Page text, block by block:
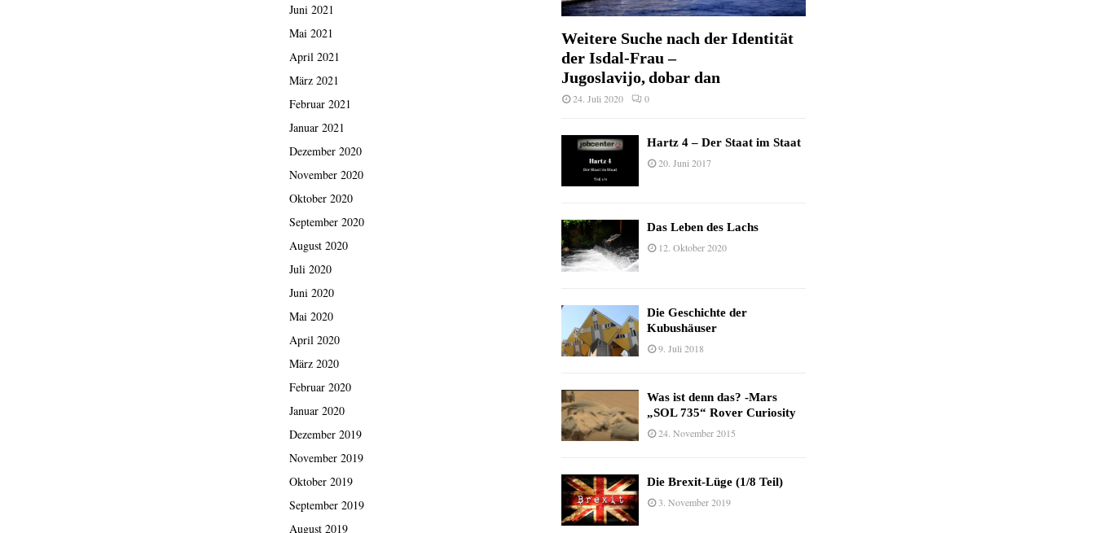
Juni 2021
Mai 2021
April 2021
März 2021
Februar 2021
Januar 2021
Dezember 2020
November 2020
Oktober 2020
September 2020
August 2020
Juli 2020
Juni 2020
Mai 2020
April 2020
März 2020
Februar 2020
Januar 2020
Dezember 2019
November 2019
Oktober 2019
September 2019
August 2019
Weitere Suche nach der Identität
der Isdal-Frau –
Jugoslavijo, dobar dan
24. Juli 2020 0
Hartz 4 – Der Staat im Staat
20. Juni 2017
Das Leben des Lachs
12. Oktober 2020
Die Geschichte der
Kubushäuser
9. Juli 2018
Was ist denn das? -Mars
„SOL 735“ Rover Curiosity
24. November 2015
Die Brexit-Lüge (1/8 Teil)
3. November 2019